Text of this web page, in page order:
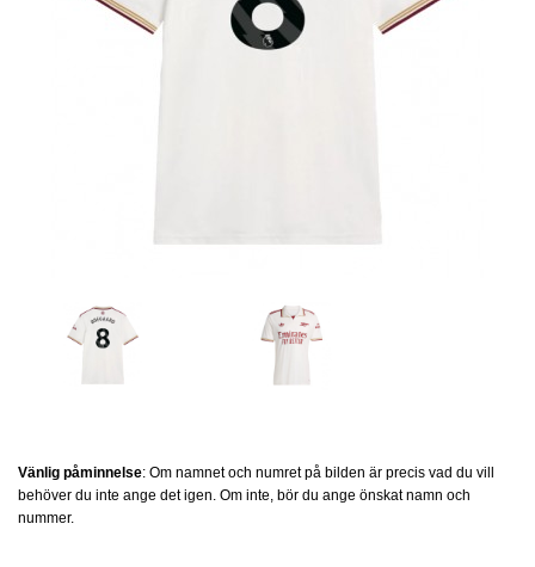
Vänlig påminnelse: Om namnet och numret på bilden är precis vad du vill
behöver du inte ange det igen. Om inte, bör du ange önskat namn och
nummer.